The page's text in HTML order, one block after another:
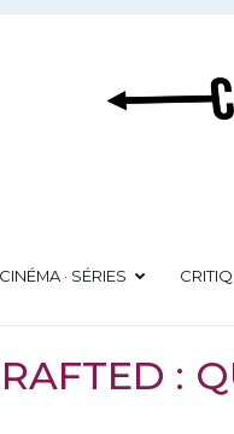
· SÉRIES
: